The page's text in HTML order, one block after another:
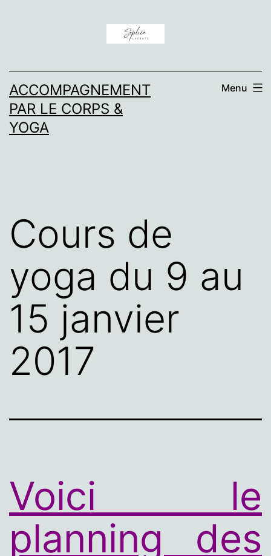
ACCOMPAGNEMENT
PAR LE CORPS &
YOGA
Menu
Cours de
yoga du 9 au
15 janvier
2017
Voici le
planning des